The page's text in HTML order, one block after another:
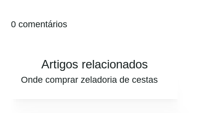
0 comentários
Artigos relacionados
Onde comprar zeladoria de cestas